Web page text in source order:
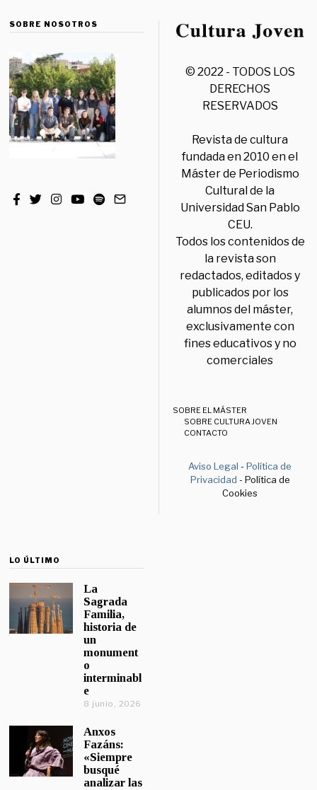
SOBRE NOSOTROS
© 2022 - TODOS LOS
DERECHOS
RESERVADOS
Revista de cultura
fundada en 2010 en el
Máster de Periodismo
Cultural de la
Universidad San Pablo
CEU.
Todos los contenidos de
la revista son
redactados, editados y
publicados por los
alumnos del máster,
exclusivamente con
fines educativos y no
comerciales
SOBRE EL MÁSTER
SOBRE CULTURA JOVEN
CONTACTO
Aviso Legal -Política de
Privacidad - Política de
Cookies
LO ÚLTIMO
La
Sagrada
Familia,
historia de
un
monument
o
interminabl
e
8 junio, 2026
Anxos
Fazáns:
«Siempre
busqué
analizar las